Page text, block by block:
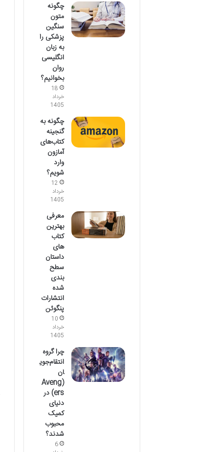
چگونه
متون
سنگین
پزشکی را
به زبان
انگلیسی
روان
بخوانیم؟
18
خرداد
1405
چگونه به
گنجینه
کتاب‌های
آمازون
وارد
شویم؟
12
خرداد
1405
معرفی
بهترین
کتاب
های
داستان
سطح
بندی
شده
انتشارات
پنگوئن
10
خرداد
1405
چرا گروه
انتقام‌جوی
ان
(Aveng
ers) در
دنیای
کمیک
محبوب
شدند؟
6